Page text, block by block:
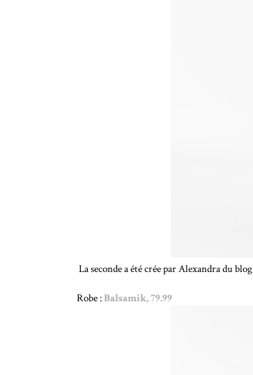
La seconde a été crée par Alexandra du blog
Robe :Balsamik, 79.99